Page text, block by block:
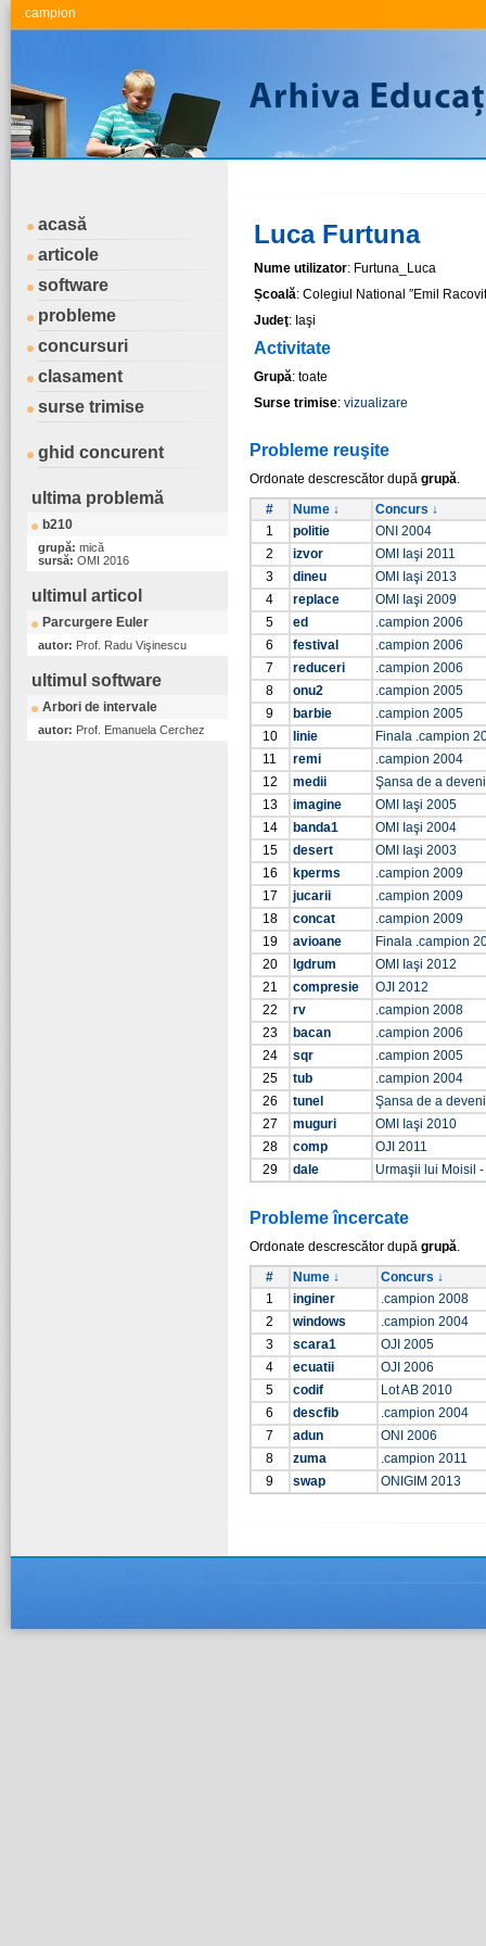
.campion
acasă
articole
software
probleme
concursuri
clasament
surse trimise
ghid concurent
ultima problemă
b210
grupă: mică
sursă: OMI 2016
ultimul articol
Parcurgere Euler
autor: Prof. Radu Vişinescu
ultimul software
Arbori de intervale
autor: Prof. Emanuela Cerchez
Luca Furtuna
Nume utilizator: Furtuna_Luca
Școală: Colegiul National ″Emil
Judeţ: Iaşi
Activitate
Grupă: toate
Surse trimise: vizualizare
Probleme reuşite
Ordonate descrescător după grupă.
#
Nume ↓
Concurs ↓
1
politie
ONI 2004
2
izvor
OMI Iaşi 2011
3
dineu
OMI Iaşi 2013
4
replace
OMI Iaşi 2009
5
ed
.campion 2006
6
festival
.campion 2006
7
reduceri
.campion 2006
8
onu2
.campion 2005
9
barbie
.campion 2005
10
linie
Finala .campion
11
remi
.campion 2004
12
medii
Şansa de a
13
imagine
OMI Iaşi 2005
14
banda1
OMI Iaşi 2004
15
desert
OMI Iaşi 2003
16
kperms
.campion 2009
17
jucarii
.campion 2009
18
concat
.campion 2009
19
avioane
Finala .campion
20
lgdrum
OMI Iaşi 2012
21
compresie
OJI 2012
22
rv
.campion 2008
23
bacan
.campion 2006
24
sqr
.campion 2005
25
tub
.campion 2004
26
tunel
Şansa de a
27
muguri
OMI Iaşi 2010
28
comp
OJI 2011
29
dale Urmaşii lui Moisil -
Probleme încercate
Ordonate descrescător după grupă.
#
Nume ↓
Concurs ↓
1
inginer
.campion 2008
2
windows
.campion 2004
3
scara1
OJI 2005
4
ecuatii
OJI 2006
5
codif
Lot AB 2010
6
descfib
.campion 2004
7
adun
ONI 2006
8
zuma
.campion 2011
9
swap ONIGIM 2013